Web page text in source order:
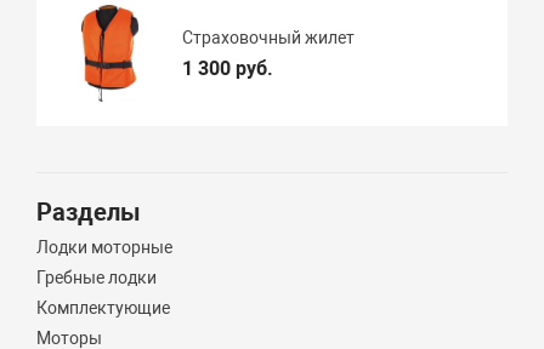
Страховочный жилет
1 300 руб.
Разделы
Лодки моторные
Гребные лодки
Комплектующие
Моторы